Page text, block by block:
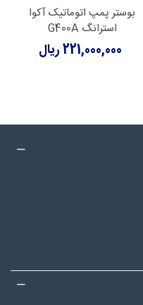
بوستر پمپ اتوماتیک آکوا
استرانگ G400A
221,000,000 ریال